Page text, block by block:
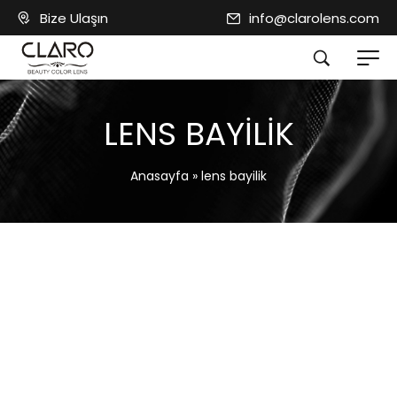
Bize Ulaşın info@clarolens.com
LENS BAYILIK
Anasayfa » lens bayilik